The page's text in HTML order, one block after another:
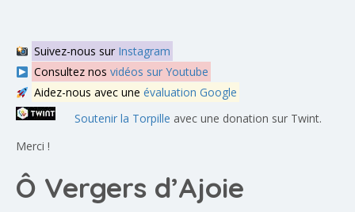
Suivez-nous sur Instagram
Consultez nos vidéos sur Youtube
Aidez-nous avec une évaluation Google
Soutenir la Torpille avec une donation sur Twint.
Merci !
Ô Vergers d’Ajoie